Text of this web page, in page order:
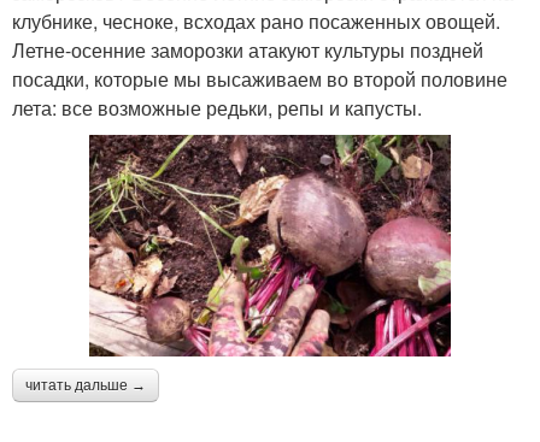
клубнике, чесноке, всходах рано посаженных овощей.
Летне-осенние заморозки атакуют культуры поздней
посадки, которые мы высаживаем во второй половине
лета: все возможные редьки, репы и капусты.
читать дальше →